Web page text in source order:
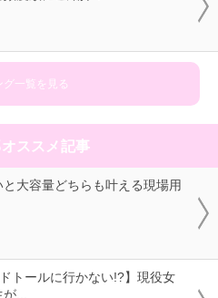
グ一覧を見る
ススメ記事
と大容量どちらも叶える現場用
トールに行かない!?】現役女
...